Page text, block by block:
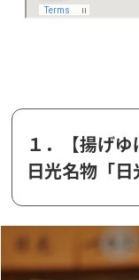
１．【揚げ
日光名物「日